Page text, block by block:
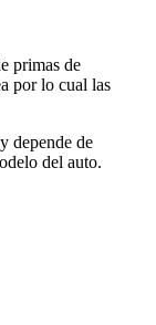
primas de
por lo cual las
depende de
del auto.